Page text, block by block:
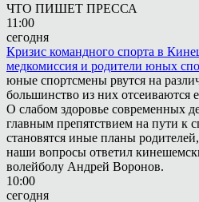
ЧТО ПИШЕТ ПРЕССА
11:00
сегодня
Кризис командного спорта в
медкомиссия и родители юных
юные спортсмены рвутся на
большинство из них отсеиваются
О слабом здоровье современных
главным препятствием на пути к
становятся иные планы
наши вопросы ответил
волейболу Андрей Воронов.
10:00
сегодня